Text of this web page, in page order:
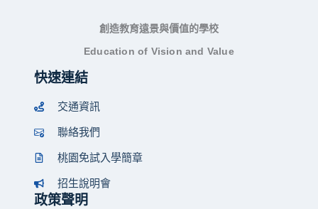
創造教育遠景與價值的學校
Education of Vision and Value
快速連結
交通資訊
聯絡我們
桃園免試入學簡章
招生說明會
政策聲明